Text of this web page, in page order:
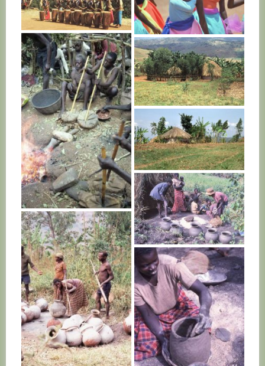
RWANDA RWANDA
RWANDA
RWANDA
RWANDA
RWANDA